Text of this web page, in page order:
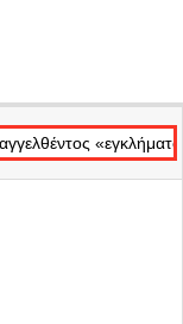
στις φλόγες